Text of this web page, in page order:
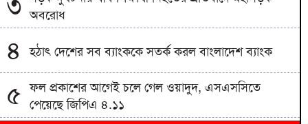
অবরোধ
৪ হঠাৎ দেশের সব ব্যাংককে সতর্ক করল বাংলাদেশ ব্যাংক
৫ ফল প্রকাশের আগেই চলে গেল ওয়াদুদ, এসএসসিতে
পেয়েছে জিপিএ ৪.১১